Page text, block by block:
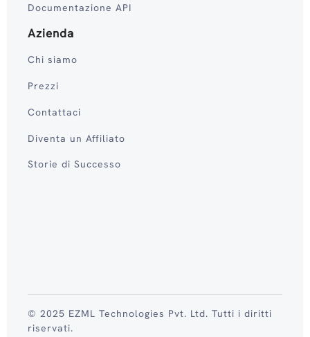
Documentazione API
Azienda
Chi siamo
Prezzi
Contattaci
Diventa un Affiliato
Storie di Successo
© 2025 EZML Technologies Pvt. Ltd. Tutti i diritti
riservati.